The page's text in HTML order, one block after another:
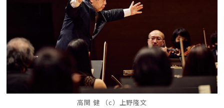
高関 健 （c）上野隆文